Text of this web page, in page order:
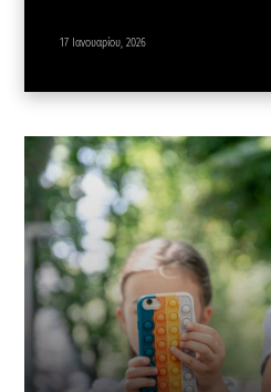
17 Ιανουαρίου, 2026